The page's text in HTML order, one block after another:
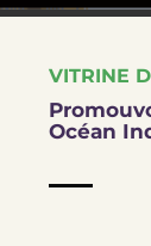
VITRINE
Océan